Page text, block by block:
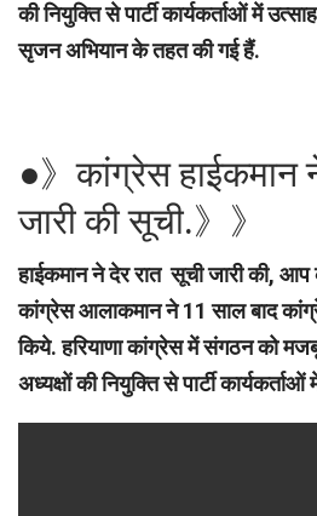
की नियुक्ति से पार्टी कार्यकर्ताओं में
सृजन अभियान के तहत की गई हैं.
●》कांग्रेस हाईकमान
जारी की सूची.》》
हाईकमान ने देर रात सूची जारी की, आप
कांग्रेस आलाकमान ने 11 साल बाद
किये. हरियाणा कांग्रेस में संगठन को
अध्यक्षों की नियुक्ति से पार्टी